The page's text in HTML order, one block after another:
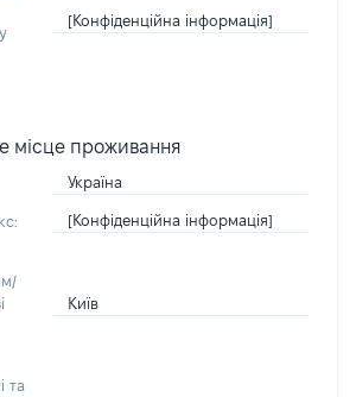
[Конфіденційна інформація]
місце проживання
Україна
[Конфіденційна інформація]
Київ
та